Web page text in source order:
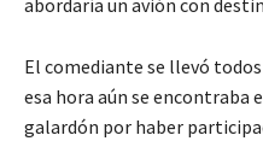
abordaría un avión con
El comediante se llevó
esa hora aún se encontraba
galardón por haber